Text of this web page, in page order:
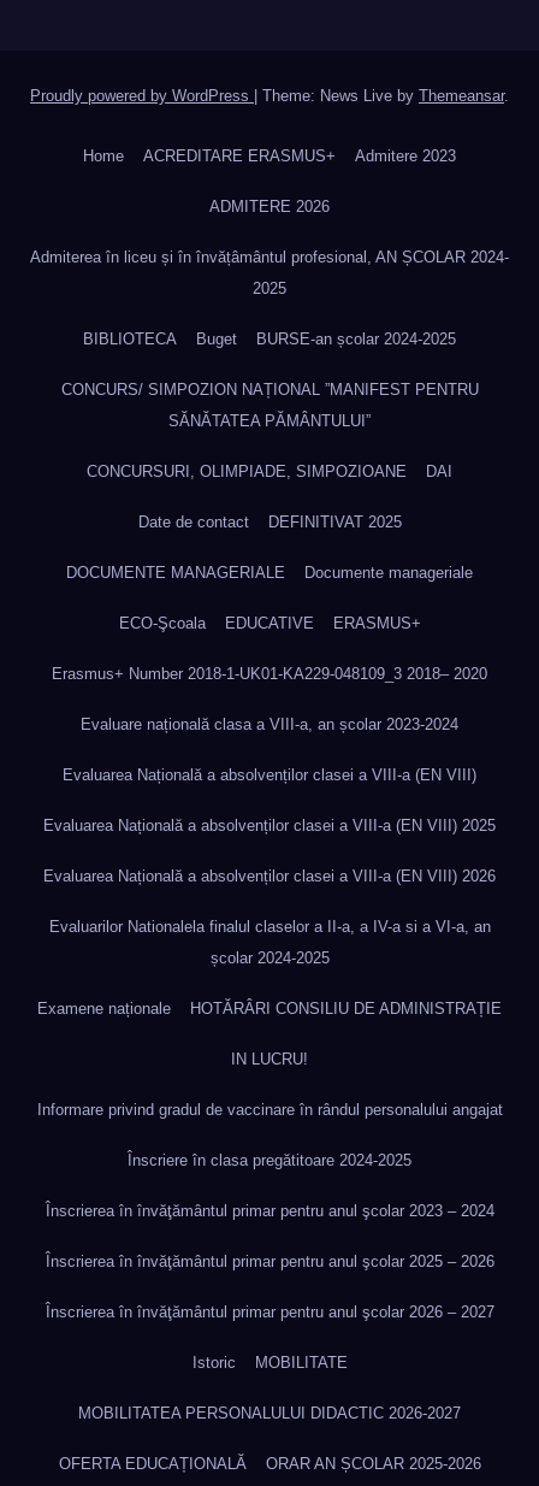
Proudly powered by WordPress Theme: News Live by Themeansar.
Home ACREDITARE ERASMUS+ Admitere 2023
ADMITERE 2026
Admiterea în liceu și în învățâmântul profesional, AN ȘCOLAR 2024-
2025
BIBLIOTECA Buget BURSE-an școlar 2024-2025
CONCURS/ SIMPOZION NAȚIONAL ”MANIFEST PENTRU
SĂNĂTATEA PĂMÂNTULUI”
CONCURSURI, OLIMPIADE, SIMPOZIOANE DAI
Date de contact DEFINITIVAT 2025
DOCUMENTE MANAGERIALE Documente manageriale
ECO-Şcoala EDUCATIVE ERASMUS+
Erasmus+ Number 2018-1-UK01-KA229-048109_3 2018– 2020
Evaluare națională clasa a VIII-a, an școlar 2023-2024
Evaluarea Națională a absolvenților clasei a VIII-a (EN VIII)
Evaluarea Națională a absolvenților clasei a VIII-a (EN VIII) 2025
Evaluarea Națională a absolvenților clasei a VIII-a (EN VIII) 2026
Evaluarilor Nationalela finalul claselor a II-a, a IV-a si a VI-a, an
școlar 2024-2025
Examene naționale HOTĂRÂRI CONSILIU DE ADMINISTRAȚIE
IN LUCRU!
Informare privind gradul de vaccinare în rândul personalului angajat
Înscriere în clasa pregătitoare 2024-2025
Înscrierea în învăţământul primar pentru anul şcolar 2023 – 2024
Înscrierea în învăţământul primar pentru anul şcolar 2025 – 2026
Înscrierea în învăţământul primar pentru anul şcolar 2026 – 2027
Istoric MOBILITATE
MOBILITATEA PERSONALULUI DIDACTIC 2026-2027
OFERTA EDUCAȚIONALĂ ORAR AN ȘCOLAR 2025-2026